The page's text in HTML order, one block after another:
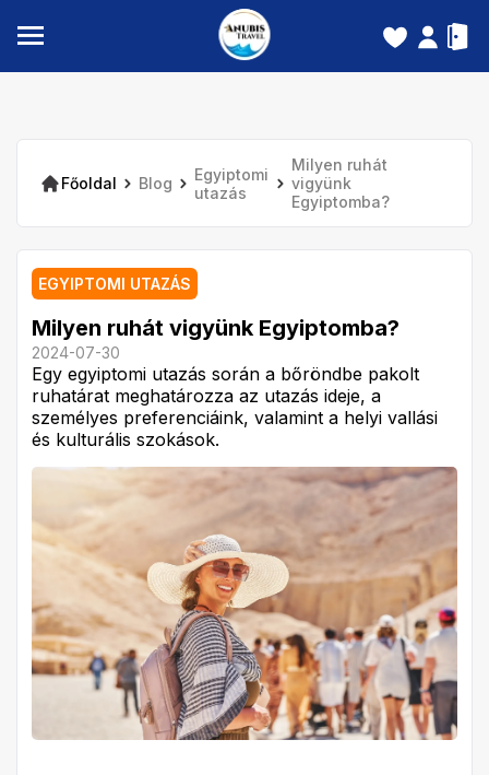
Főoldal Blog
Egyiptomi
utazás
Milyen ruhát
vigyünk
Egyiptomba?
EGYIPTOMI UTAZÁS
Milyen ruhát vigyünk Egyiptomba?
2024-07-30
Egy egyiptomi utazás során a bőröndbe pakolt
ruhatárat meghatározza az utazás ideje, a
személyes preferenciáink, valamint a helyi vallási
és kulturális szokások.